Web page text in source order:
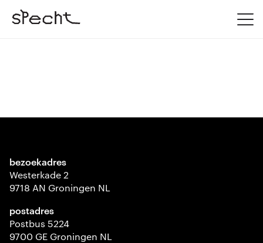
bezoekadres
Westerkade 2
9718 AN Groningen NL
postadres
Postbus 5224
9700 GE Groningen NL